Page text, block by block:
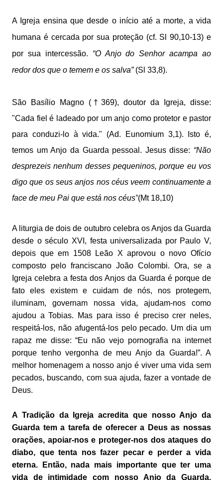
A Igreja ensina que desde o início até a morte, a vida
humana é cercada por sua proteção (cf. Sl 90,10-13) e
por sua intercessão.
“O Anjo do Senhor acampa ao
redor dos que o temem e os salva”(Sl 33,8).
São Basílio Magno (†369), doutor da Igreja, disse:
"Cada fiel é ladeado por um anjo como protetor e pastor
para conduzi-lo à vida." (Ad. Eunomium 3,1). Isto é,
temos um Anjo da Guarda pessoal. Jesus disse: “Não
desprezeis nenhum desses pequeninos, porque eu vos
digo que os seus anjos nos céus veem continuamente a
face de meu Pai que está nos céus”(Mt 18,10)
A liturgia de dois de outubro celebra os Anjos da Guarda
desde o século XVI, festa universalizada por Paulo V,
depois que em 1508 Leão X aprovou o novo Ofício
composto pelo franciscano João Colombi. Ora, se a
Igreja celebra a festa dos Anjos da Guarda é porque de
fato eles existem e cuidam de nós, nos protegem,
iluminam, governam nossa vida, ajudam-nos como
ajudou a Tobias. Mas para isso é preciso crer neles,
respeitá-los, não afugentá-los pelo pecado. Um dia um
rapaz me disse: “Eu não vejo pornografia na internet
porque tenho vergonha de meu Anjo da Guarda!”. A
melhor homenagem a nosso anjo é viver uma vida sem
pecados, buscando, com sua ajuda, fazer a vontade de
Deus.
A Tradição da Igreja acredita que nosso Anjo da
Guarda tem a tarefa de oferecer a Deus as nossas
orações, apoiar-nos e proteger-nos dos ataques do
diabo, que tenta nos fazer pecar e perder a vida
eterna. Então, nada mais importante que ter uma
vida de intimidade com nosso Anjo da Guarda,